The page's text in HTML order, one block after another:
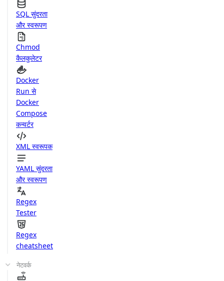
SQL सुंदरता
और स्वरूपण
Chmod
कैलकुलेटर
Docker
Run से
Docker
Compose
कन्वर्टर
XML स्वरूपक
YAML सुंदरता
और स्वरूपण
Regex
Tester
Regex
cheatsheet
नेटवर्क